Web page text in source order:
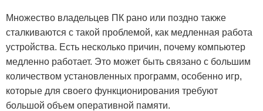
Множество владельцев ПК рано или поздно также
сталкиваются с такой проблемой, как медленная работа
устройства. Есть несколько причин, почему компьютер
медленно работает. Это может быть связано с большим
количеством установленных программ, особенно игр,
которые для своего функционирования требуют
большой объем оперативной памяти.